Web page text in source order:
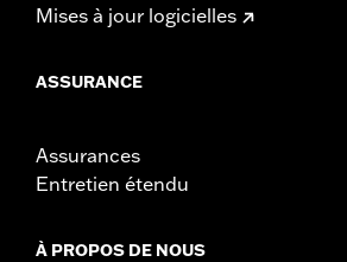
Mises à jour logicielles
ASSURANCE
Assurances
Entretien étendu
À PROPOS DE NOUS